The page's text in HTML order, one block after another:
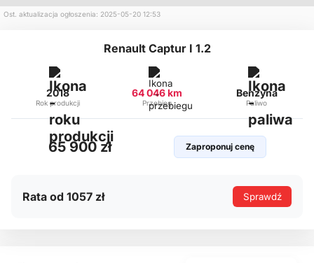
Ost. aktualizacja ogłoszenia: 2025-05-20 12:53
Renault Captur I 1.2
2018
Rok produkcji
64 046 km
Przebieg
Benzyna
Paliwo
65 900 zł Zaproponuj cenę
Rata od 1057 zł Sprawdź